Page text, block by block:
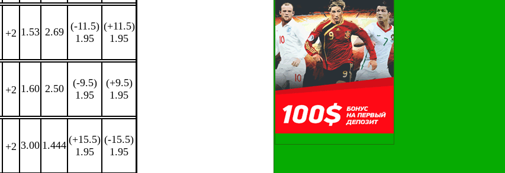
+2 1.53 2.69 (-11.5)
1.95
(+11.5)
1.95
+2 1.60 2.50
(-9.5)
1.95
(+9.5)
1.95
+2 3.00 1.444 (+15.5)
1.95
(-15.5)
1.95